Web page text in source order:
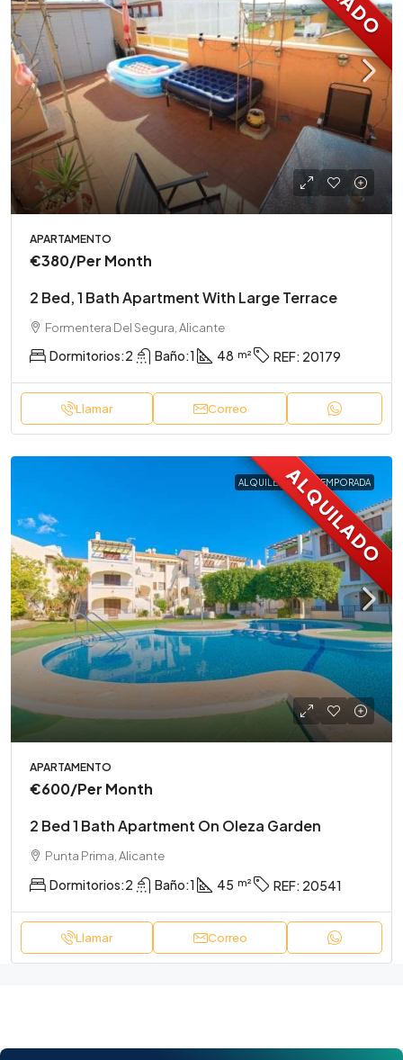
APARTAMENTO
€380/Per Month
2 Bed, 1 Bath Apartment With Large Terrace
Formentera Del Segura, Alicante
Dormitorios:2 Baño:1 48 REF: 20179
Llamar Correo
ALQUILADO
ALQUILER LARGA TEMPORADA
APARTAMENTO
€600/Per Month
2 Bed 1 Bath Apartment On Oleza Garden
Punta Prima, Alicante
Dormitorios:2 Baño:1 45 REF: 20541
Llamar Correo